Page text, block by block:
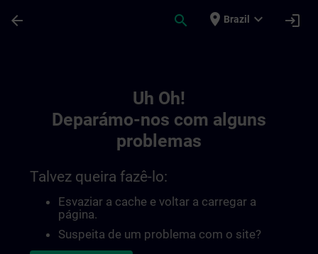
arrow_back search place Brazil expand_more login
Uh Oh!
Deparámo-nos com alguns
problemas
Talvez queira fazê-lo:
Esvaziar a cache e voltar a carregar a
página.
Suspeita de um problema com o site?